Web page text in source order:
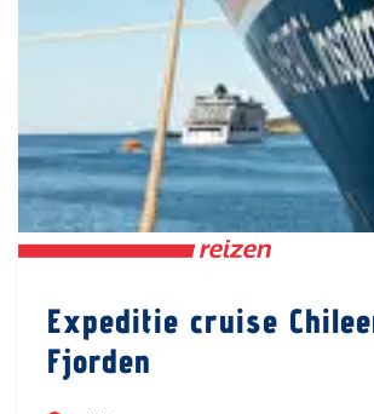
Expeditie cruise
Fjorden